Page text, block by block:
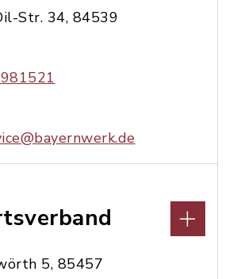
Str. 34, 84539
5, 85457